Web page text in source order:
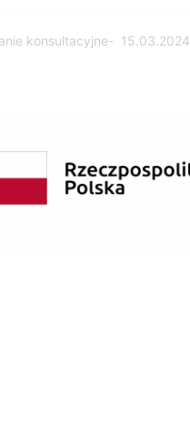
konsultacyjne- 15.03.2024